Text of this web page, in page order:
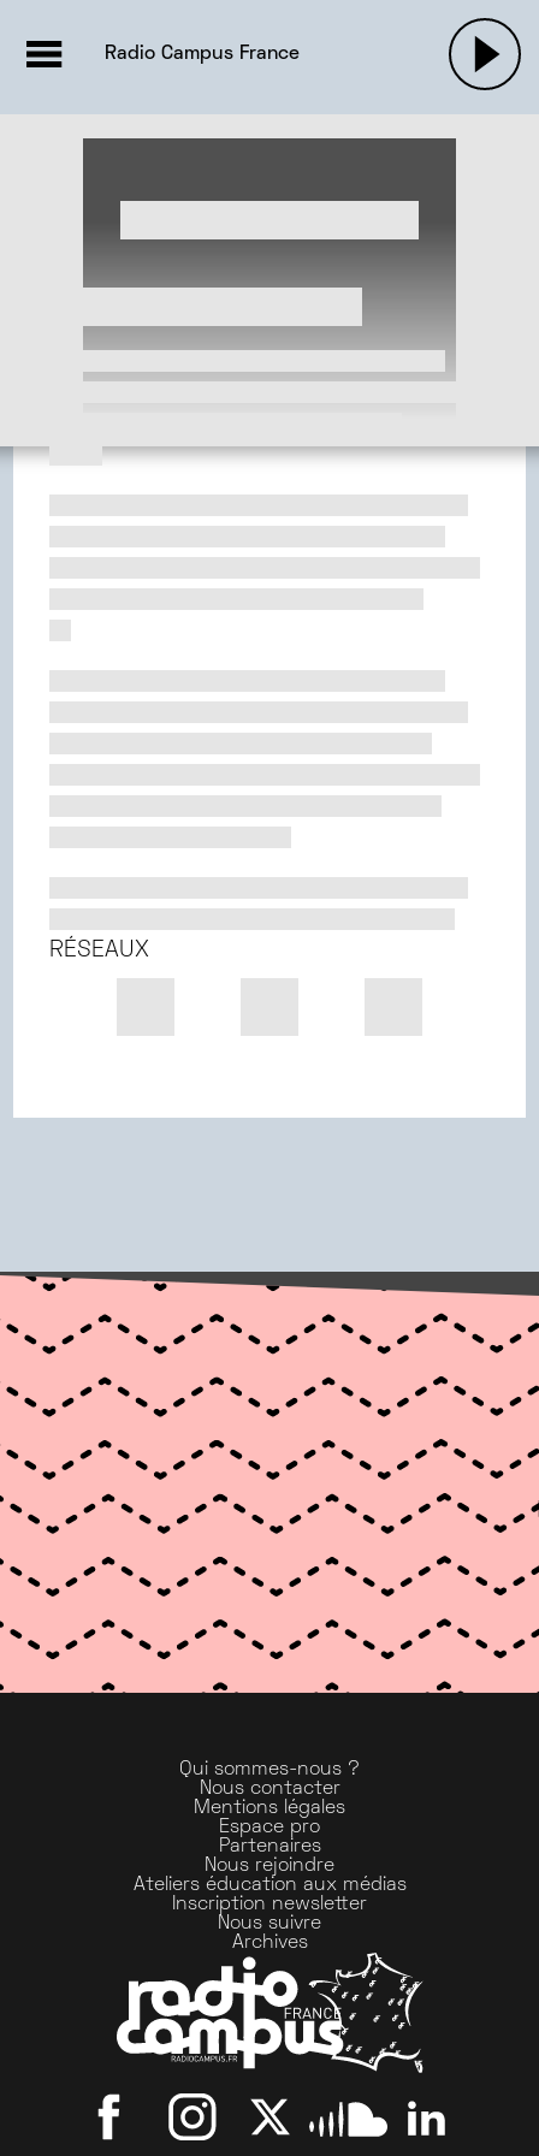
ACTUALITÉS
EMISSIONS |
PODCASTS
Radio Campus France
RÉSEAUX
Qui sommes-nous ?
Nous contacter
Mentions légales
Espace pro
Partenaires
Nous rejoindre
Ateliers éducation aux médias
Inscription newsletter
Nous suivre
Archives